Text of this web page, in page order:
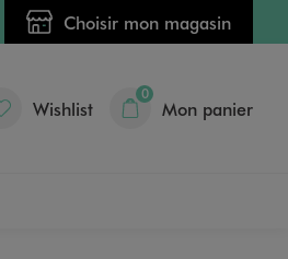
Choisir mon magasin
Wishlist
0
Mon panier